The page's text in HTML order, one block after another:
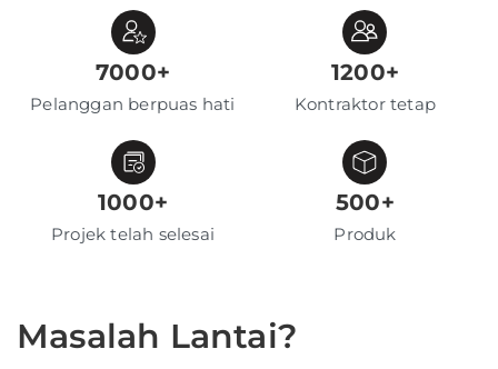
7000+
Pelanggan berpuas hati
1200+
Kontraktor tetap
1000+
Projek telah selesai
500+
Produk
Masalah Lantai?